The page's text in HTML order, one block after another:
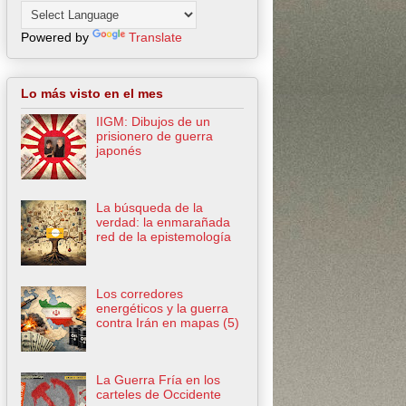
Powered by Translate
Lo más visto en el mes
IIGM: Dibujos de un
prisionero de guerra
japonés
La búsqueda de la
verdad: la enmarañada
red de la epistemología
Los corredores
energéticos y la guerra
contra Irán en mapas (5)
La Guerra Fría en los
carteles de Occidente